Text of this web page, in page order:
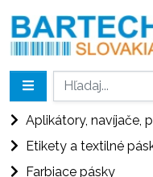
Aplikátory, navíjače,
Etikety a textilné
Farbiace pásky